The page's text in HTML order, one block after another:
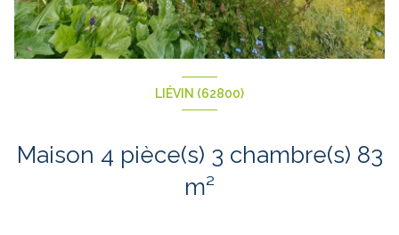
LIÉVIN (62800)
Maison 4 pièce(s) 3 chambre(s) 83
m²